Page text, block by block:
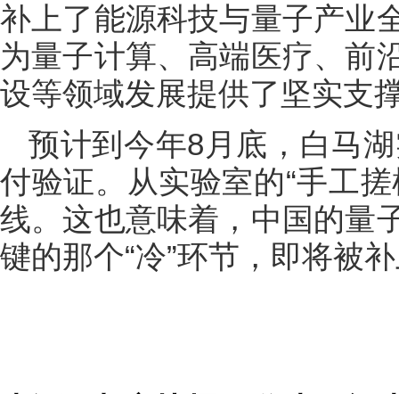
补上了能源科技与量子产业
为量子计算、高端医疗、前
设等领域发展提供了坚实支
预计到今年8月底，白马
付验证。从实验室的“手工
线。这也意味着，中国的量
键的那个“冷”环节，即将被